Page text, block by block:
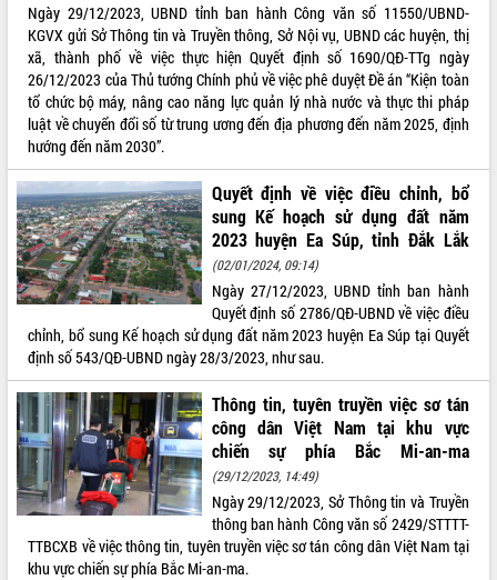
Ngày 29/12/2023, UBND tỉnh ban hành Công văn số 11550/UBND-
KGVX gửi Sở Thông tin và Truyền thông, Sở Nội vụ, UBND các huyện, thị
xã, thành phố về việc thực hiện Quyết định số 1690/QĐ-TTg ngày
26/12/2023 của Thủ tướng Chính phủ về việc phê duyệt Đề án “Kiện toàn
tổ chức bộ máy, nâng cao năng lực quản lý nhà nước và thực thi pháp
luật về chuyển đổi số từ trung ương đến địa phương đến năm 2025, định
hướng đến năm 2030”.
Quyết định về việc điều chỉnh, bổ
sung Kế hoạch sử dụng đất năm
2023 huyện Ea Súp, tỉnh Đắk Lắk
(02/01/2024, 09:14)
Ngày 27/12/2023, UBND tỉnh ban hành
Quyết định số 2786/QĐ-UBND về việc điều
chỉnh, bổ sung Kế hoạch sử dụng đất năm 2023 huyện Ea Súp tại Quyết
định số 543/QĐ-UBND ngày 28/3/2023, như sau.
Thông tin, tuyên truyền việc sơ tán
công dân Việt Nam tại khu vực
chiến sự phía Bắc Mi-an-ma
(29/12/2023, 14:49)
Ngày 29/12/2023, Sở Thông tin và Truyền
thông ban hành Công văn số 2429/STTTT-
TTBCXB về việc thông tin, tuyên truyền việc sơ tán công dân Việt Nam tại
khu vực chiến sự phía Bắc Mi-an-ma.